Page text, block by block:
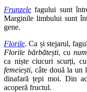
Frunzele fagului sunt
Marginile limbului sunt
gene.
Florile. Ca și stejarul,
Florile bărbătești, cu
ca niște ciucuri scurți,
femeiești, câte două la un
dinafară țepi moi. Din
acoperă fructul.